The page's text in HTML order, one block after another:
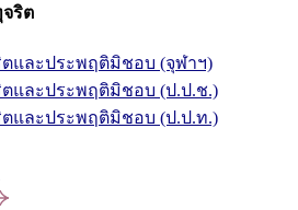
จริต
ตและประพฤติมิชอบ (จุฬาฯ)
ตและประพฤติมิชอบ (ป.ป.ช.)
ตและประพฤติมิชอบ (ป.ป.ท.)